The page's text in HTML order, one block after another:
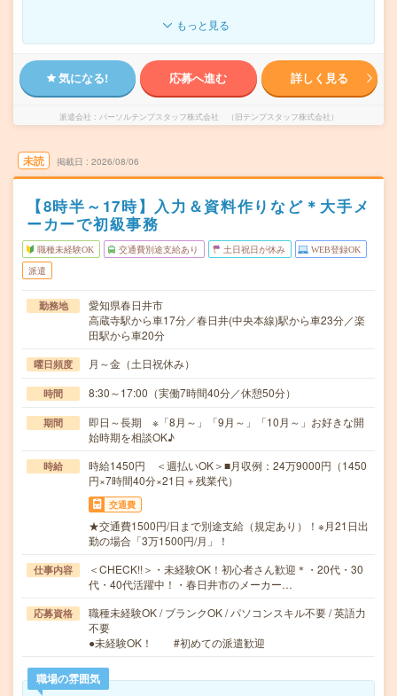
もっと見る
気になる! 応募へ進む 詳しく見る
派遣会社 パーソルテンプスタッフ株式会社 （旧テンプスタッフ株式会社）
未読 掲載日 2026/08/06
【8時半～17時】入力＆資料作りなど＊大手メ
ーカーで初級事務
職種未経験OK 交通費別途支給あり 土日祝日が休み WEB登録OK
派遣
勤務地
愛知県春日井市
高蔵寺駅から車17分／春日井(中央本線)駅から車23分／楽
田駅から車20分
曜日頻度 月～金（土日祝休み）
時間 8:30～17:00（実働7時間40分／休憩50分）
期間
即日～長期 ※「8月～」「9月～」「10月～」お好きな開
始時期を相談OK♪
時給
時給1450円 ＜週払いOK＞■月収例：24万9000円（1450
円×7時間40分×21日＋残業代）
交通費
★交通費1500円/日まで別途支給（規定あり）！※月21日出
勤の場合「3万1500円/月」！
仕事内容
＜CHECK!!＞・未経験OK！初心者さん歓迎＊・20代・30
代・40代活躍中！・春日井市のメーカー…
応募資格
職種未経験OK / ブランクOK / パソコンスキル不要 / 英語力
不要
●未経験OK！ #初めての派遣歓迎
職場の雰囲気